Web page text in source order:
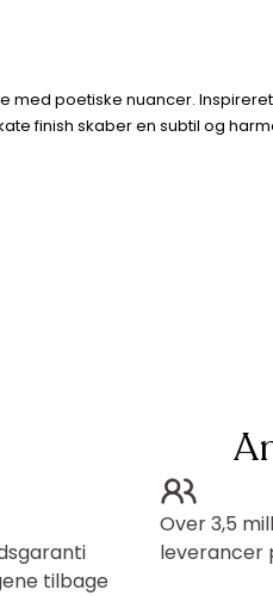
med poetiske nuancer.
finish skaber en subtil og
tilbage
Over 3,5
leverancer